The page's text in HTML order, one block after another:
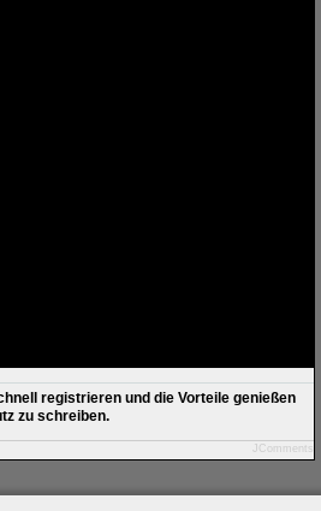
registrieren und die Vorteile genießen
zu schreiben.
JComments